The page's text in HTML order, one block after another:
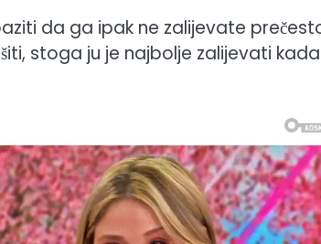
da ga ipak ne zalijevate
stoga ju je najbolje zalijevati kada